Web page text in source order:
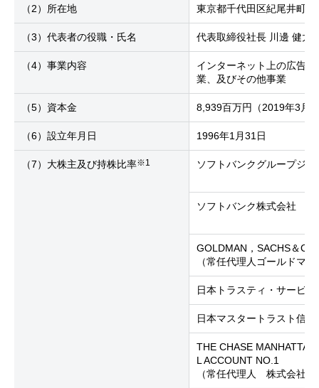
（2）所在地 東京都千代田区紀尾井町1
（3）代表者の役職・氏名 代表取締役社長 川邊 健太
（4）事業内容
インターネット上の広告
業、及びその他事業
（5）資本金 8,939百万円（2019年3月
（6）設立年月日 1996年1月31日
（7）大株主及び持株比率※1 ソフトバンクグループジ
ソフトバンク株式会社
GOLDMAN，SACHS＆CO
（常任代理人ゴールドマ
日本トラスティ・サービ
日本マスタートラスト信
THE CHASE
L ACCOUNT NO.1
（常任代理人 株式会社